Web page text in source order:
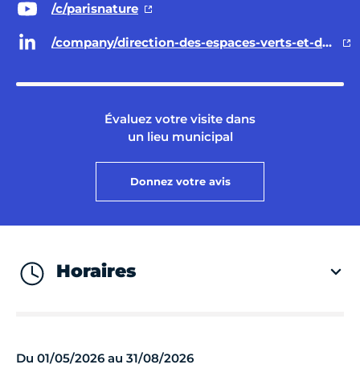
/c/parisnature
/company/direction-des-espaces-verts-et-de-l-environnement-ville-de-paris/
Évaluez votre visite dans
un lieu municipal
Donnez votre avis
Horaires
Du 01/05/2026 au 31/08/2026